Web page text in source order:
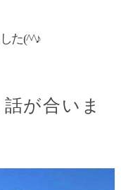
た(^^♪
が合いま